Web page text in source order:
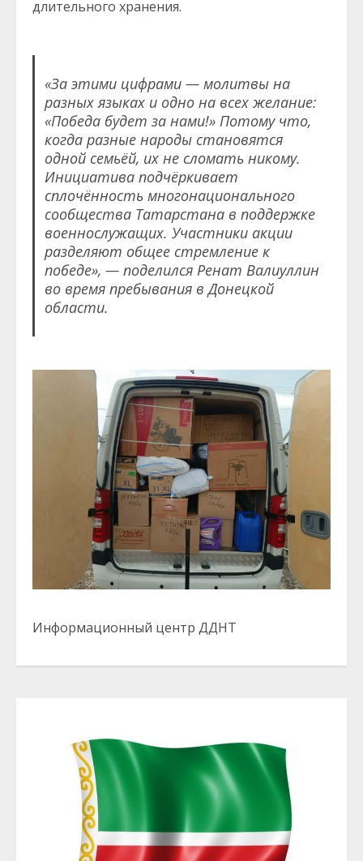
длительного хранения.
«За этими цифрами — молитвы на
разных языках и одно на всех желание:
«Победа будет за нами!» Потому что,
когда разные народы становятся
одной семьёй, их не сломать никому.
Инициатива подчёркивает
сплочённость многонационального
сообщества Татарстана в поддержке
военнослужащих. Участники акции
разделяют общее стремление к
победе», — поделился Ренат Валиуллин
во время пребывания в Донецкой
области.
Информационный центр ДДНТ